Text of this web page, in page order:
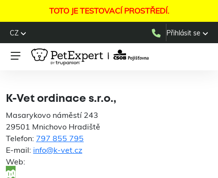
TOTO JE TESTOVACÍ PROSTŘEDÍ.
CZ Přihlásit se
K-Vet ordinace s.r.o.,
Masarykovo náměstí 243
29501 Mnichovo Hradiště
Telefon: 797 855 795
E-mail: info@k-vet.cz
Web: